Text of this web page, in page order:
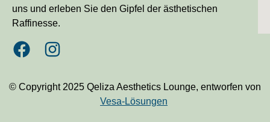
uns und erleben Sie den Gipfel der ästhetischen
Raffinesse.
© Copyright 2025 Qeliza Aesthetics Lounge, entworfen von
Vesa-Lösungen